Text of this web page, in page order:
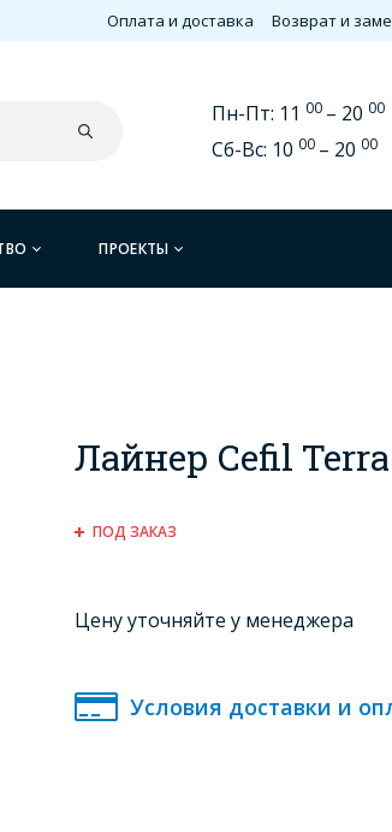
Оплата и доставка Возврат и
Пн-Пт: 11 00 – 20 00
Сб-Вс: 10 00 – 20 00
ПРОЕКТЫ
Лайнер Cefil
ПОД ЗАКАЗ
Цену уточняйте у менеджера
Условия доставки и